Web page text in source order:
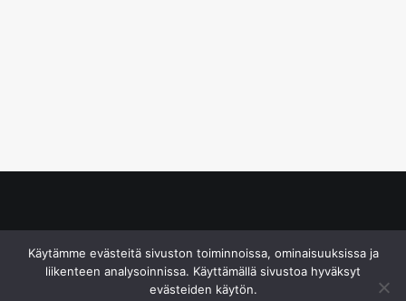
Käytämme evästeitä sivuston toiminnoissa, ominaisuuksissa ja
liikenteen analysoinnissa. Käyttämällä sivustoa hyväksyt
evästeiden käytön.